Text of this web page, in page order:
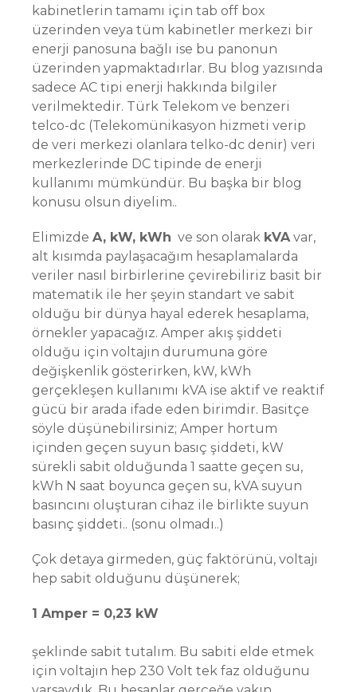
kabinetlerin tamamı için tab off box
üzerinden veya tüm kabinetler merkezi bir
enerji panosuna bağlı ise bu panonun
üzerinden yapmaktadırlar. Bu blog yazısında
sadece AC tipi enerji hakkında bilgiler
verilmektedir. Türk Telekom ve benzeri
telco-dc (Telekomünikasyon hizmeti verip
de veri merkezi olanlara telko-dc denir) veri
merkezlerinde DC tipinde de enerji
kullanımı mümkündür. Bu başka bir blog
konusu olsun diyelim..
Elimizde A, kW, kWh ve son olarak kVAvar,
alt kısımda paylaşacağım hesaplamalarda
veriler nasıl birbirlerine çevirebiliriz basit bir
matematik ile her şeyin standart ve sabit
olduğu bir dünya hayal ederek hesaplama,
örnekler yapacağız. Amper akış şiddeti
olduğu için voltajın durumuna göre
değişkenlik gösterirken, kW, kWh
gerçekleşen kullanımı kVA ise aktif ve reaktif
gücü bir arada ifade eden birimdir. Basitçe
söyle düşünebilirsiniz; Amper hortum
içinden geçen suyun basıç şiddeti, kW
sürekli sabit olduğunda 1 saatte geçen su,
kWh N saat boyunca geçen su, kVA suyun
basıncını oluşturan cihaz ile birlikte suyun
basınç şiddeti.. (sonu olmadı..)
Çok detaya girmeden, güç faktörünü, voltajı
hep sabit olduğunu düşünerek;
1 Amper = 0,23 kW
şeklinde sabit tutalım. Bu sabiti elde etmek
için voltajın hep 230 Volt tek faz olduğunu